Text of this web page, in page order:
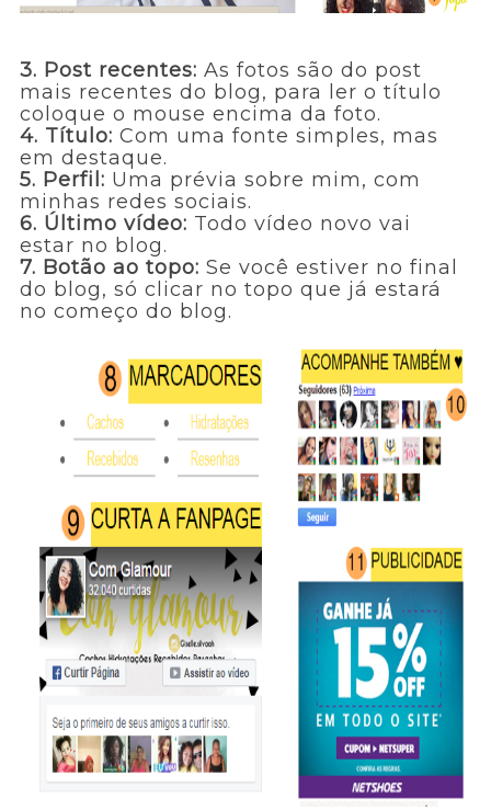
3. Post recentes: As fotos são do post
mais recentes do blog, para ler o título
coloque o mouse encima da foto.
4. Título: Com uma fonte simples, mas
em destaque.
5. Perfil: Uma prévia sobre mim, com
minhas redes sociais.
6. Último vídeo: Todo vídeo novo vai
estar no blog.
7. Botão ao topo: Se você estiver no final
do blog, só clicar no topo que já estará
no começo do blog.